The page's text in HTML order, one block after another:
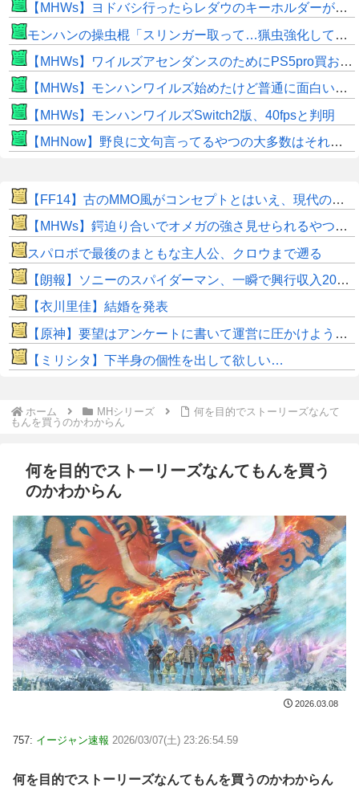
【MHWs】ヨドバシ行ったらレダウのキーホルダーが100円で売ってて草
モンハンの操虫棍「スリンガー取って…猟虫強化して…エキス取って… よし、戦うぞ」←これ
【MHWs】ワイルズアセンダンスのためにPS5pro買おうとしたら転売価格ばかりじゃねーか
【MHWs】モンハンワイルズ始めたけど普通に面白いじゃん
【MHWs】モンハンワイルズSwitch2版、40fpsと判明
【MHNow】野良に文句言ってるやつの大多数はそれしてないだけの雑魚だから聞く耳持つだけムダよ
【FF14】古のMMO風がコンセプトとはいえ、現代の環境に「アクセ極低ドロ率」は合っていないのでは？と話題に
【MHWs】鍔迫り合いでオメガの強さ見せられるやつ一番すき
スパロボで最後のまともな主人公、クロウまで遡る
【朗報】ソニーのスパイダーマン、一瞬で興行収入2000億円突破…アニメ漫画が世界一人気とはなんだったのか
【衣川里佳】結婚を発表
【原神】要望はアンケートに書いて運営に圧かけようぜ！
【ミリシタ】下半身の個性を出して欲しい…
ホーム MHシリーズ
何を目的でストーリーズなんて
もんを買うのかわからん
何を目的でストーリーズなんてもんを買う
のかわからん
2026.03.08
757: イージャン速報 2026/03/07(土) 23:26:54.59
何を目的でストーリーズなんてもんを買うのかわからん